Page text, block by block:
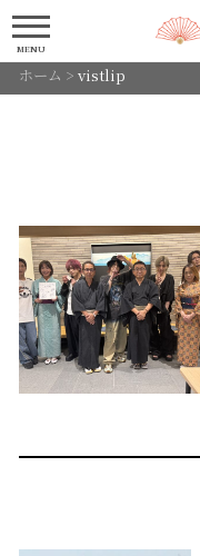
MENU
ホーム > vistlip